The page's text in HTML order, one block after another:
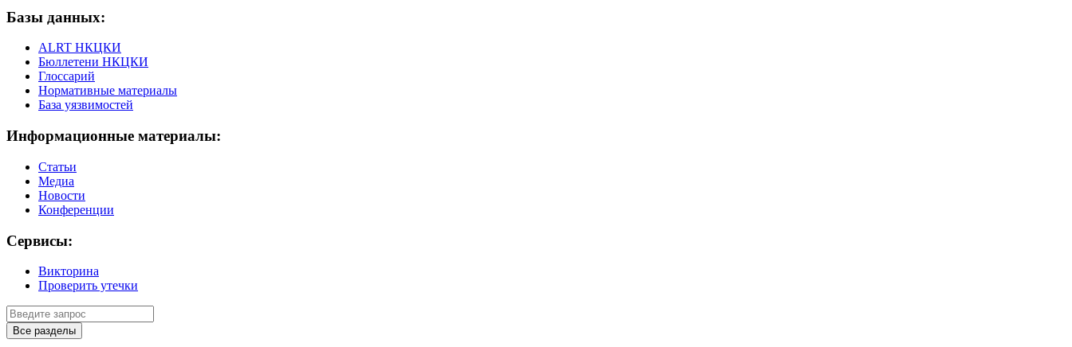
Базы данных:
ALRT НКЦКИ
Бюллетени НКЦКИ
Глоссарий
Нормативные материалы
База уязвимостей
Информационные материалы:
Статьи
Медиа
Новости
Конференции
Сервисы:
Викторина
Проверить утечки
Все разделы